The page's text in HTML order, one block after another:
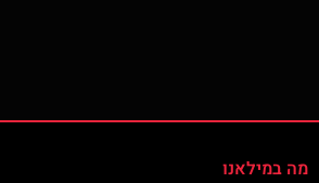
מה במילאנו